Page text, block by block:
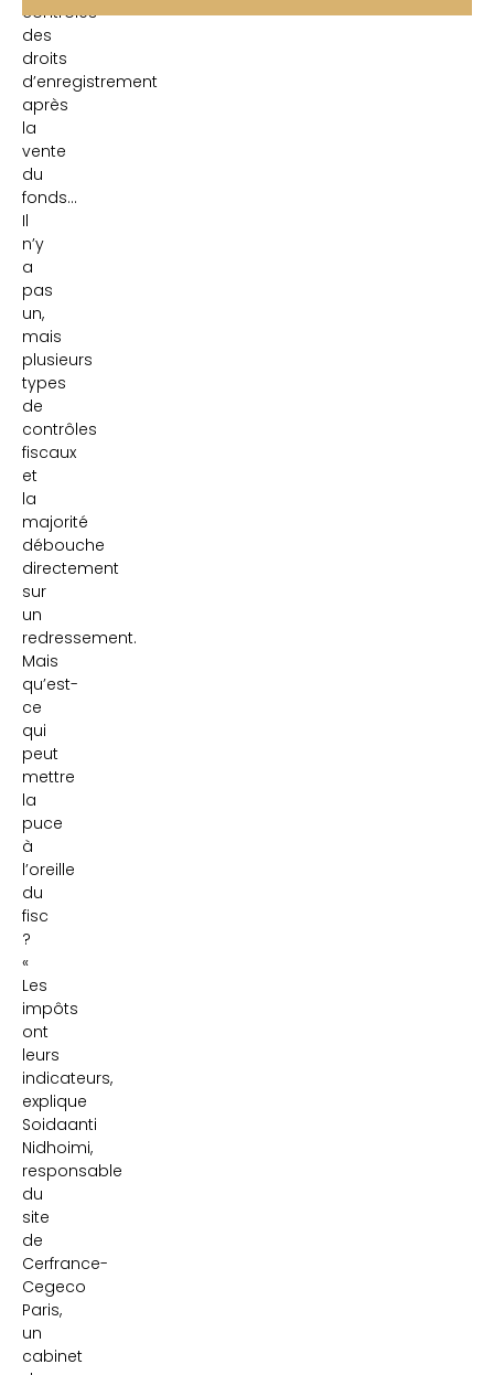
contrôles
des
droits
d’enregistrement
après
la
vente
du
fonds…
Il
n’y
a
pas
un,
mais
plusieurs
types
de
contrôles
fiscaux
et
la
majorité
débouche
directement
sur
un
redressement.
Mais
qu’est-
ce
qui
peut
mettre
la
puce
à
l’oreille
du
fisc
?
«
Les
impôts
ont
leurs
indicateurs,
explique
Soidaanti
Nidhoimi,
responsable
du
site
de
Cerfrance-
Cegeco
Paris,
un
cabinet